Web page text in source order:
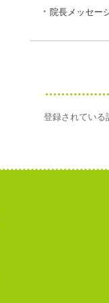
院長メッセー
登録されている